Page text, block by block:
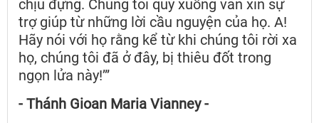
chịu đựng. Chúng tôi quỳ xuống van xin sự
trợ giúp từ những lời cầu nguyện của họ. A!
Hãy nói với họ rằng kể từ khi chúng tôi rời xa
họ, chúng tôi đã ở đây, bị thiêu đốt trong
ngọn lửa này!’”
- Thánh Gioan Maria Vianney -